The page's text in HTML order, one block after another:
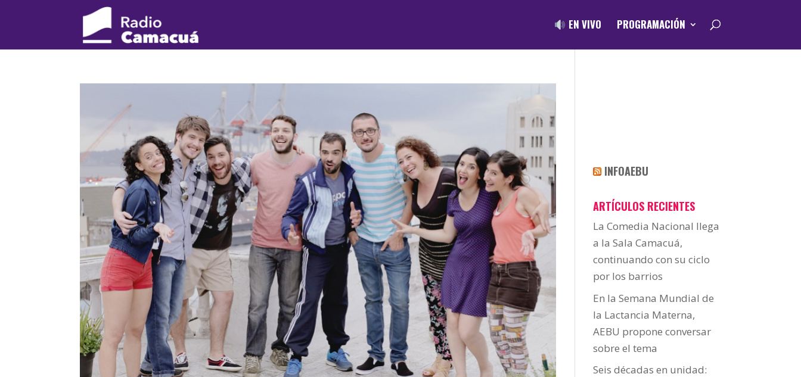
EN VIVO PROGRAMACIÓN
INFOAEBU
ARTÍCULOS RECIENTES
La Comedia Nacional llega
a la Sala Camacuá,
continuando con su ciclo
por los barrios
En la Semana Mundial de
la Lactancia Materna,
AEBU propone conversar
sobre el tema
Seis décadas en unidad: